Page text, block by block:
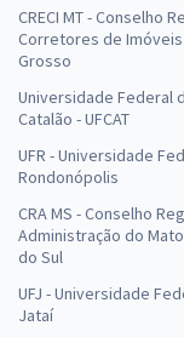
CRECI MT - Conselho
Corretores de
Grosso
Universidade Federal
Catalão - UFCAT
UFR - Universidade
Rondonópolis
CRA MS - Conselho
Administração do
do Sul
UFJ - Universidade
Jataí